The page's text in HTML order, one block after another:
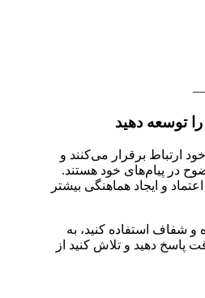
—
توسعه دهید
ارتباط برقرار می‌کنند و
در پیام‌های خود هستند.
و ایجاد هماهنگی بیشتر
شفاف استفاده کنید، به
پاسخ دهید و تلاش کنید از